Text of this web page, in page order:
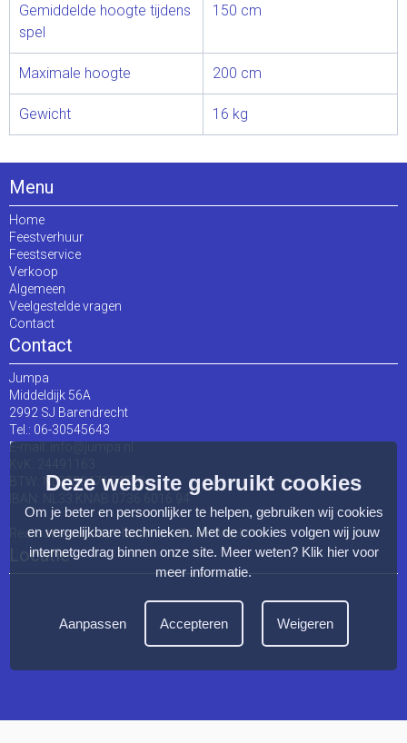
Gemiddelde hoogte tijdens
spel
150 cm
Maximale hoogte 200 cm
Gewicht 16 kg
Menu
Home
Feestverhuur
Feestservice
Verkoop
Algemeen
Veelgestelde vragen
Contact
Contact
Jumpa
Middeldijk 56A
2992 SJ Barendrecht
Tel.: 06-30545643
E-mail:
BTW: NL002047654823
Realisatie website:Hademax - Barendrecht
Locatie
Deze website gebruikt cookies
Om je beter en persoonlijker te helpen, gebruiken wij cookies
en vergelijkbare technieken. Met de cookies volgen wij jouw
internetgedrag binnen onze site. Meer weten? Klik hier voor
meer informatie.
Aanpassen Accepteren Weigeren